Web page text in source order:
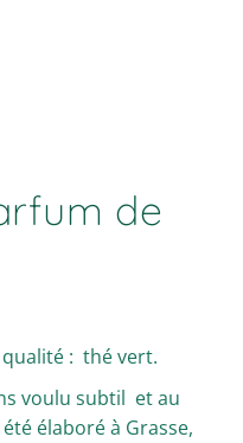
de
: thé vert.
voulu subtil et au
élaboré à Grasse,